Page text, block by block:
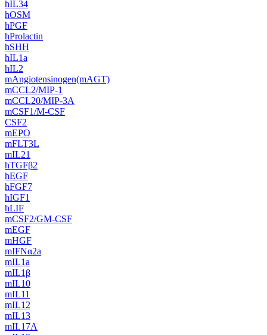
hIL34
hOSM
hPGF
hProlactin
hSHH
hIL1a
hIL2
mAngiotensinogen(mAGT)
mCCL2/MIP-1
mCCL20/MIP-3A
mCSF1/M-CSF
CSF2
mEPO
mFLT3L
mIL21
hTGFβ2
hEGF
hFGF7
hIGF1
hLIF
mCSF2/GM-CSF
mEGF
mHGF
mIFNα2a‌
mIL1a
mIL1β
mIL10
mIL11
mIL12
mIL13
mIL17A